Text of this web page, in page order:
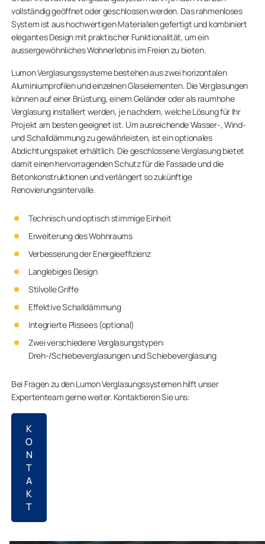
vollständig geöffnet oder geschlossen werden. Das rahmenloses
System ist aus hochwertigen Materialien gefertigt und kombiniert
elegantes Design mit praktischer Funktionalität, um ein
aussergewöhnliches Wohnerlebnis im Freien zu bieten.
Lumon Verglasungssysteme bestehen aus zwei horizontalen
Aluminiumprofilen und einzelnen Glaselementen. Die Verglasungen
können auf einer Brüstung, einem Geländer oder als raumhohe
Verglasung installiert werden, je nachdem, welche Lösung für Ihr
Projekt am besten geeignet ist. Um ausreichende Wasser-, Wind-
und Schalldämmung zu gewährleisten, ist ein optionales
Abdichtungspaket erhältlich. Die geschlossene Verglasung bietet
damit einen hervorragenden Schutz für die Fassade und die
Betonkonstruktionen und verlängert so zukünftige
Renovierungsintervalle.
Technisch und optisch stimmige Einheit
Erweiterung des Wohnraums
Verbesserung der Energieeffizienz
Langlebiges Design
Stilvolle Griffe
Effektive Schalldämmung
Integrierte Plissees (optional)
Zwei verschiedene Verglasungstypen:
Dreh-/Schiebeverglasungen und Schiebeverglasung
Bei Fragen zu den Lumon Verglasungssystemen hilft unser
Expertenteam gerne weiter. Kontaktieren Sie uns:
K
O
N
T
A
K
T